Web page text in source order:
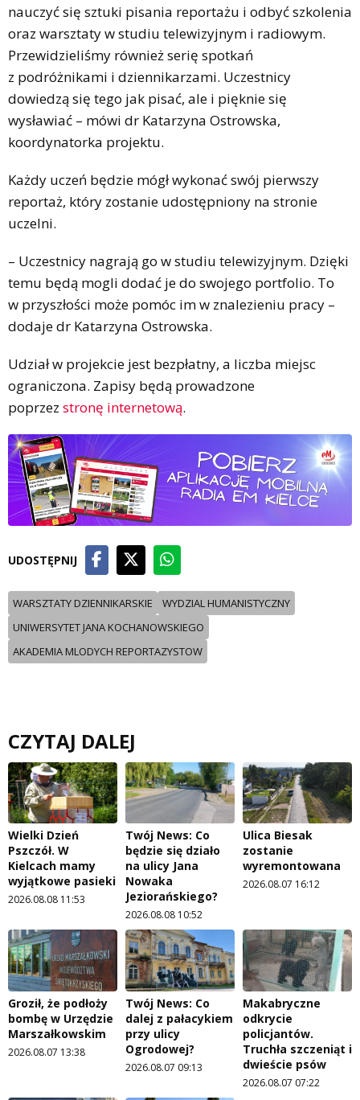
nauczyć się sztuki pisania reportażu i odbyć szkolenia
oraz warsztaty w studiu telewizyjnym i radiowym.
Przewidzieliśmy również serię spotkań
z podróżnikami i dziennikarzami. Uczestnicy
dowiedzą się tego jak pisać, ale i pięknie się
wysławiać – mówi dr Katarzyna Ostrowska,
koordynatorka projektu.
Każdy uczeń będzie mógł wykonać swój pierwszy
reportaż, który zostanie udostępniony na stronie
uczelni.
– Uczestnicy nagrają go w studiu telewizyjnym. Dzięki
temu będą mogli dodać je do swojego portfolio. To
w przyszłości może pomóc im w znalezieniu pracy –
dodaje dr Katarzyna Ostrowska.
Udział w projekcie jest bezpłatny, a liczba miejsc
ograniczona. Zapisy będą prowadzone
poprzez stronę internetową.
UDOSTĘPNIJ
WARSZTATY DZIENNIKARSKIE
WYDZIAL HUMANISTYCZNY
UNIWERSYTET JANA KOCHANOWSKIEGO
AKADEMIA MLODYCH REPORTAZYSTOW
CZYTAJ DALEJ
Wielki Dzień
Pszczół. W
Kielcach mamy
wyjątkowe pasieki
2026.08.08 11:53
Twój News: Co
będzie się działo
na ulicy Jana
Nowaka
Jeziorańskiego?
2026.08.08 10:52
Ulica Biesak
zostanie
wyremontowana
2026.08.07 16:12
Groził, że podłoży
bombę w Urzędzie
Marszałkowskim
2026.08.07 13:38
Twój News: Co
dalej z pałacykiem
przy ulicy
Ogrodowej?
2026.08.07 09:13
Makabryczne
odkrycie
policjantów.
Truchła szczeniąt i
dwieście psów
2026.08.07 07:22